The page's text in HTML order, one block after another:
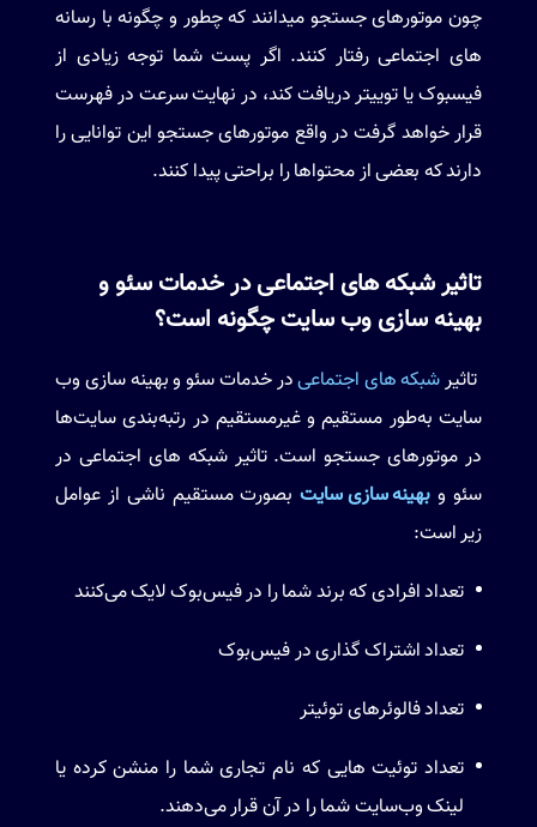
چون موتورهای جستجو میدانند که چطور و چگونه با رسانه
های اجتماعی رفتار کنند. اگر پست شما توجه زیادی از
فیسبوک یا توییتر دریافت کند، در نهایت سرعت در فهرست
قرار خواهد گرفت در واقع موتورهای جستجو این توانایی را
دارند که بعضی از محتواها را براحتی پیدا کنند.
تاثیر شبکه های اجتماعی در خدمات سئو و
بهینه سازی وب سایت چگونه است؟
تاثیرشبکه های اجتماعیدر خدمات سئو و بهینه سازی وب
سایت به‌طور مستقیم و غیرمستقیم در رتبه‌بندی سایت‌ها
در موتورهای جستجو است. تاثیر شبکه های اجتماعی در
سئو و بهینه سازی سایتبصورت مستقیم ناشی از عوامل
زیر است:
تعداد افرادی که برند شما را در فیس‌بوک لایک می‌کنند
تعداد اشتراک‌ گذاری در فیس‌بوک
تعداد فالوئرهای توئیتر
تعداد توئیت هایی که نام تجاری شما را منشن کرده یا
لینک وب‌سایت شما را در آن قرار می‌دهند.